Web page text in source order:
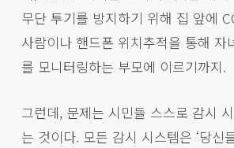
무단 투기를 방지하기 위해 집 앞에
사람이나 핸드폰 위치추적을 통해 자
를 모니터링하는 부모에 이르기까지.
그런데, 문제는 시민들 스스로 감시
는 것이다. 모든 감시 시스템은 ‘당신